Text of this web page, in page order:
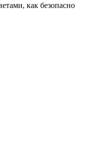
как безопасно